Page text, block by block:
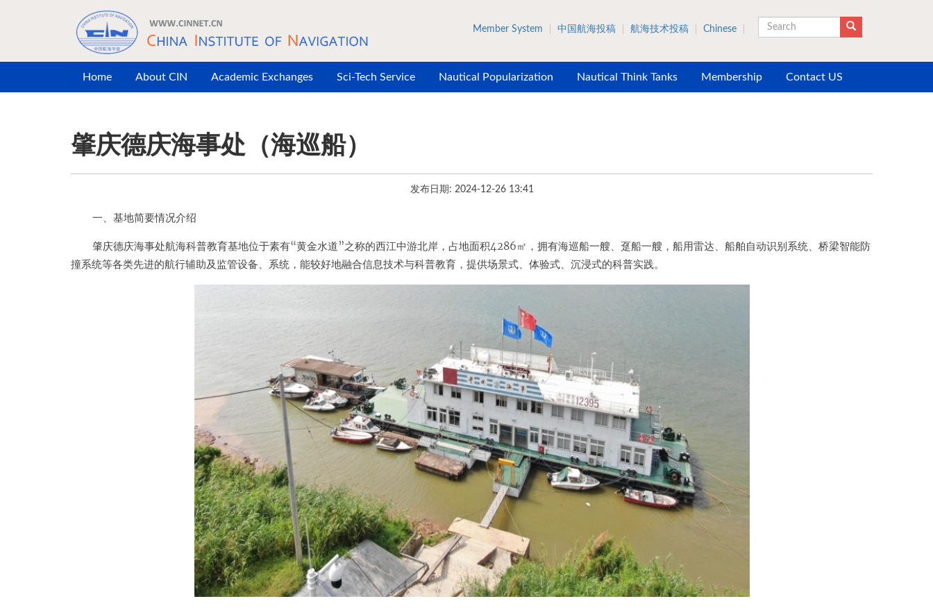
Member System 中国航海投稿 航海技术投稿
Chinese
Home About CIN Academic Exchanges Sci-Tech Service Nautical Popularization Nautical Think Tanks Membership Contact US
肇庆德庆海事处（海巡船）
发布日期: 2024-12-26 13:41
一、基地简要情况介绍
肇庆德庆海事处航海科普教育基地位于素有“黄金水道”之称的西江中游北岸，占地面积4286㎡，拥有海巡船一艘、趸船一艘，船用雷达、船舶自动识别系统、桥梁智能防
撞系统等各类先进的航行辅助及监管设备、系统，能较好地融合信息技术与科普教育，提供场景式、体验式、沉浸式的科普实践。